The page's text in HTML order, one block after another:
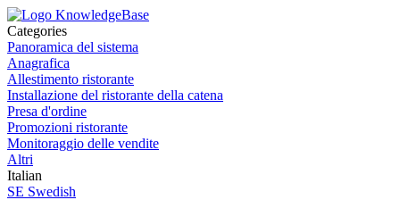
Categories
Panoramica del sistema
Anagrafica
Allestimento ristorante
Installazione del ristorante della catena
Presa d'ordine
Promozioni ristorante
Monitoraggio delle vendite
Altri
Italian
SE Swedish